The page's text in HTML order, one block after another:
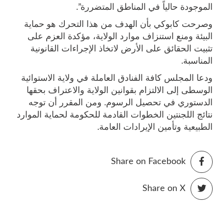
الموجودة حالياً في المناطق المتضررة”.
وصرحت كابوكي بأن الهدف من هذا التحرك هو حماية
البيئة ومنع استنزاف موارد الولاية، مؤكدة العزم على
تثبيت الحقائق على الأرض لاتخاذ الإجراءات القانونية
المناسبة.
ودعا المجلس كافة الفنادق العاملة في ولاية الاستوائية
الوسطى إلى الالتزام بقوانين الولاية والاعتراف بحقها
الدستوري في تحصيل الرسوم. ومن المقرر أن توجه
نتائج اللجنتين الخطوات القادمة للحكومة لحماية الموارد
الطبيعية وتأمين الإيرادات العامة.
Share on Facebook
Share on X